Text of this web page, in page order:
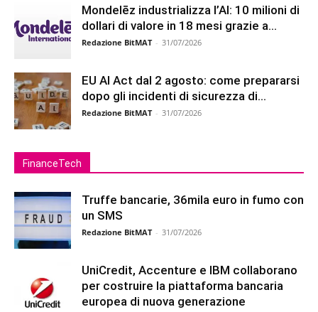
Mondelēz industrializza l’AI: 10 milioni di
dollari di valore in 18 mesi grazie a...
Redazione BitMAT - 31/07/2026
EU AI Act dal 2 agosto: come prepararsi
dopo gli incidenti di sicurezza di...
Redazione BitMAT - 31/07/2026
FinanceTech
Truffe bancarie, 36mila euro in fumo con
un SMS
Redazione BitMAT - 31/07/2026
UniCredit, Accenture e IBM collaborano
per costruire la piattaforma bancaria
europea di nuova generazione